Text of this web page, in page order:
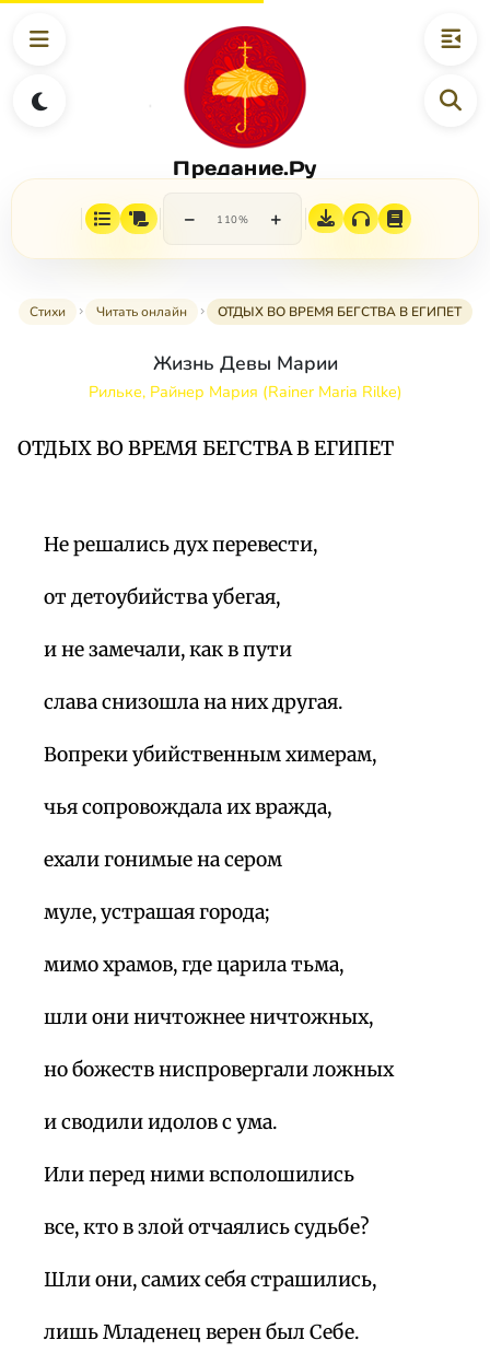
Предание.Ру
− 110% +
Стихи Читать онлайн ОТДЫХ ВО ВРЕМЯ БЕГСТВА В ЕГИПЕТ
Жизнь Девы Марии
Рильке, Райнер Мария (Rainer Maria Rilke)
ОТДЫХ ВО ВРЕМЯ БЕГСТВА В ЕГИПЕТ
Не решались дух перевести,
от детоубийства убегая,
и не замечали, как в пути
слава снизошла на них другая.
Вопреки убийственным химерам,
чья сопровождала их вражда,
ехали гонимые на сером
муле, устрашая города;
мимо храмов, где царила тьма,
шли они ничтожнее ничтожных,
но божеств ниспровергали ложных
и сводили идолов с ума.
Или перед ними всполошились
все, кто в злой отчаялись судьбе?
Шли они, самих себя страшились,
лишь Младенец верен был Себе.